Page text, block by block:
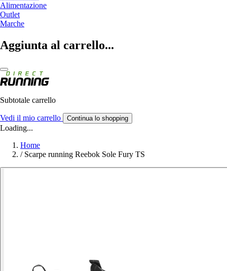
Alimentazione
Outlet
Marche
Aggiunta al carrello...
Subtotale carrello
Vedi il mio carrello Continua lo shopping
Loading...
Home
/ Scarpe running Reebok Sole Fury TS